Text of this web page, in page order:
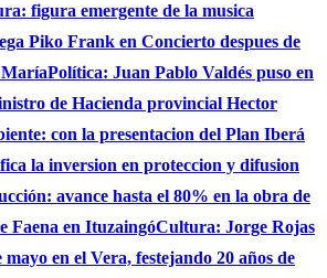
figura emergente de la musica
Piko Frank en Concierto despues de
MaríaPolítica: Juan Pablo Valdés puso en
de Hacienda provincial Hector
con la presentacion del Plan Iberá
la inversion en proteccion y difusion
avance hasta el 80% en la obra de
Faena en ItuzaingóCultura: Jorge Rojas
mayo en el Vera, festejando 20 años de